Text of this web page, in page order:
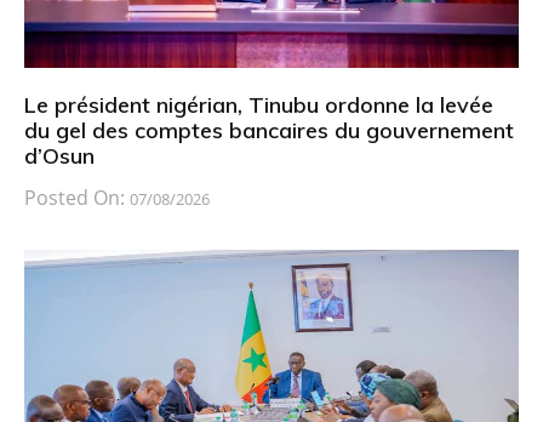
Le président nigérian, Tinubu ordonne la levée
du gel des comptes bancaires du gouvernement
d’Osun
Posted On: 07/08/2026